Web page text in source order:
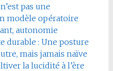
pas une
modèle opératoire
autonomie
durable : Une posture
mais jamais naïve
la lucidité à l’ère